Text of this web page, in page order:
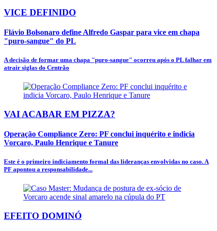
VICE DEFINIDO
Flávio Bolsonaro define Alfredo Gaspar para vice em chapa
"puro-sangue" do PL
A decisão de formar uma chapa "puro-sangue" ocorreu após o PL falhar em
atrair siglas do Centrão
VAI ACABAR EM PIZZA?
Operação Compliance Zero: PF conclui inquérito e indicia
Vorcaro, Paulo Henrique e Tanure
Este é o primeiro indiciamento formal das lideranças envolvidas no caso. A
PF apontou a responsabilidade...
EFEITO DOMINÓ